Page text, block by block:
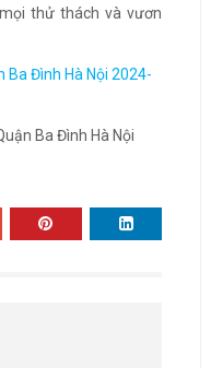
thử thách và vươn
Ba Đình Hà Nội 2024-
Ba Đình Hà Nội